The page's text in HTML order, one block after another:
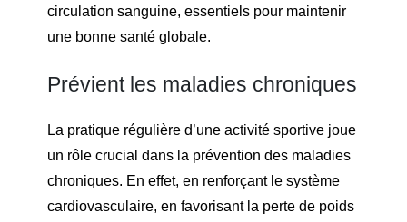
circulation sanguine, essentiels pour maintenir
une bonne santé globale.
Prévient les maladies chroniques
La pratique régulière d’une activité sportive joue
un rôle crucial dans la prévention des maladies
chroniques. En effet, en renforçant le système
cardiovasculaire, en favorisant la perte de poids